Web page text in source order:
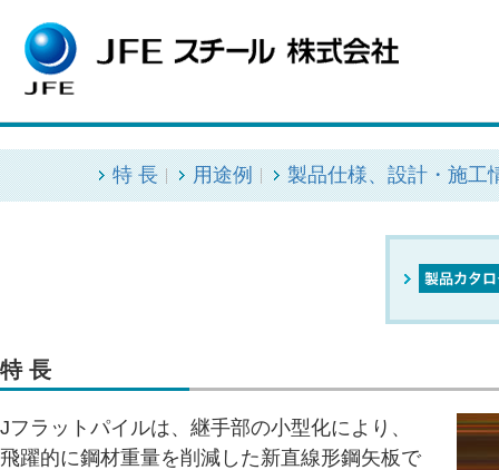
HOME
Jフラットパイル
特 長 用途例 製品仕様、設計・施工
特 長
Jフラットパイルは、継手部の小型化により、
飛躍的に鋼材重量を削減した新直線形鋼矢板で